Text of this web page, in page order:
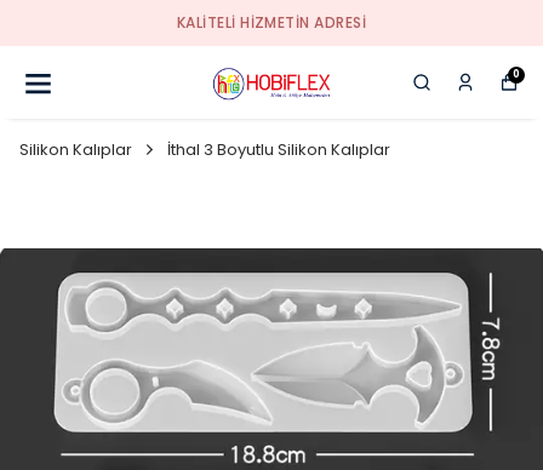
KALİTELİ HİZMETİN ADRESİ
0
Silikon Kalıplar İthal 3 Boyutlu Silikon Kalıplar